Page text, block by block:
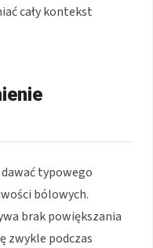
cały kontekst
typowego
bólowych.
brak powiększania
zwykle podczas